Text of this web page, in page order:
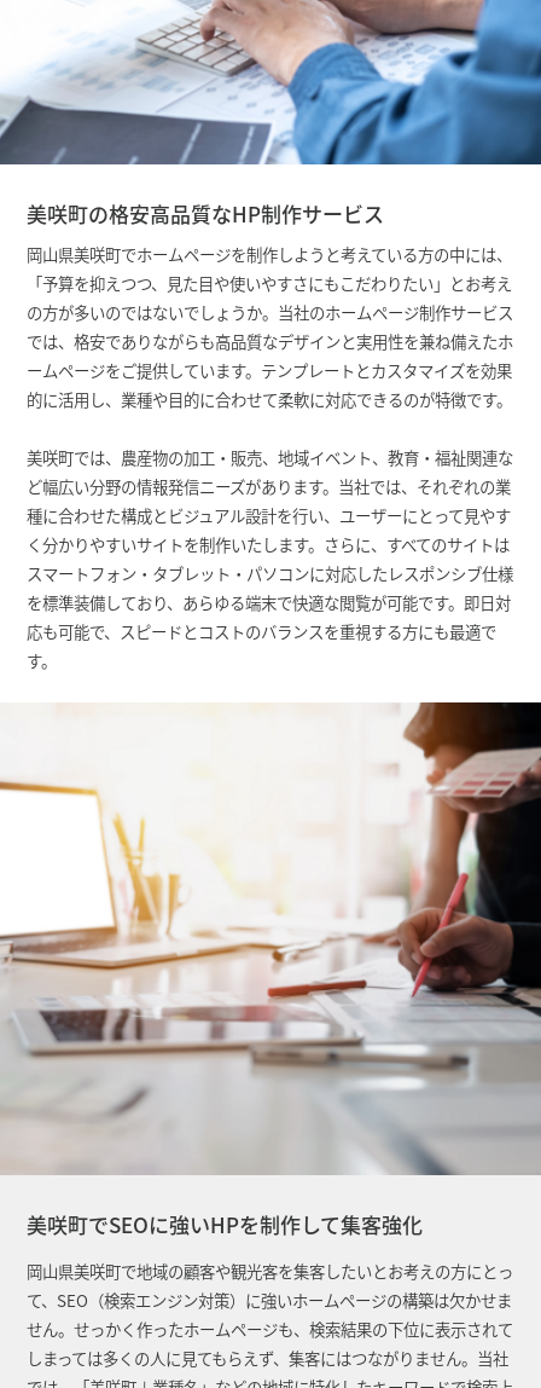
美咲町の格安高品質なHP制作サービス
岡山県美咲町でホームページを制作しようと考えている方の中には、
「予算を抑えつつ、見た目や使いやすさにもこだわりたい」とお考え
の方が多いのではないでしょうか。当社のホームページ制作サービス
では、格安でありながらも高品質なデザインと実用性を兼ね備えたホ
ームページをご提供しています。テンプレートとカスタマイズを効果
的に活用し、業種や目的に合わせて柔軟に対応できるのが特徴です。
美咲町では、農産物の加工・販売、地域イベント、教育・福祉関連な
ど幅広い分野の情報発信ニーズがあります。当社では、それぞれの業
種に合わせた構成とビジュアル設計を行い、ユーザーにとって見やす
く分かりやすいサイトを制作いたします。さらに、すべてのサイトは
スマートフォン・タブレット・パソコンに対応したレスポンシブ仕様
を標準装備しており、あらゆる端末で快適な閲覧が可能です。即日対
応も可能で、スピードとコストのバランスを重視する方にも最適で
す。
美咲町でSEOに強いHPを制作して集客強化
岡山県美咲町で地域の顧客や観光客を集客したいとお考えの方にとっ
て、SEO（検索エンジン対策）に強いホームページの構築は欠かせま
せん。せっかく作ったホームページも、検索結果の下位に表示されて
しまっては多くの人に見てもらえず、集客にはつながりません。当社